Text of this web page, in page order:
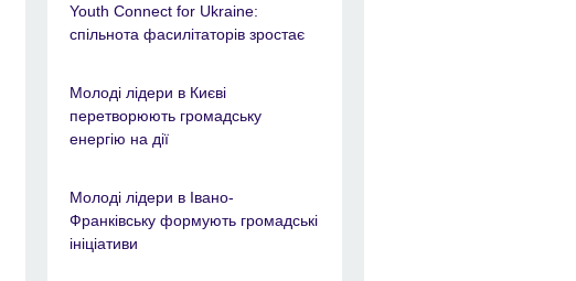
Youth Connect for Ukraine:
спільнота фасилітаторів зростає
Молоді лідери в Києві
перетворюють громадську
енергію на дії
Молоді лідери в Івано-
Франківську формують громадські
ініціативи